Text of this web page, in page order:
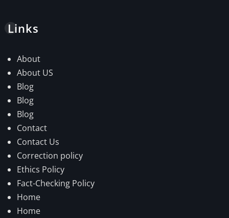
Links
About
About US
Blog
Blog
Blog
Contact
Contact Us
Correction policy
Ethics Policy
Fact-Checking Policy
Home
Home